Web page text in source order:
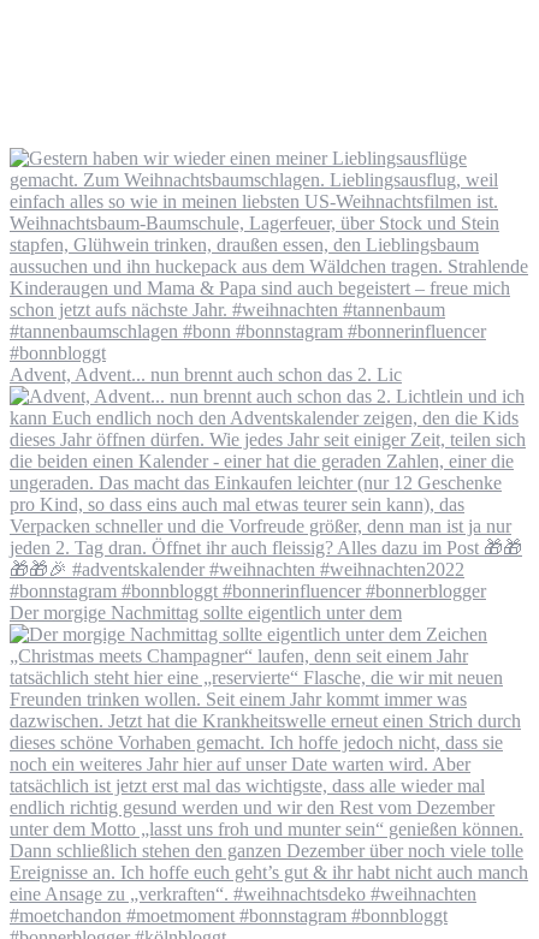
Advent, Advent... nun brennt auch schon das 2. Lic
Der morgige Nachmittag sollte eigentlich unter dem